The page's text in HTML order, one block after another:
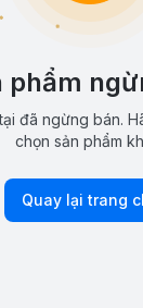
phẩm
đã ngừng bán.
chọn sản phẩm
Quay lại trang